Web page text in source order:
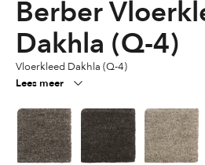
Berber
Dakhla (Q-4)
Vloerkleed Dakhla (Q-4)
Lees meer